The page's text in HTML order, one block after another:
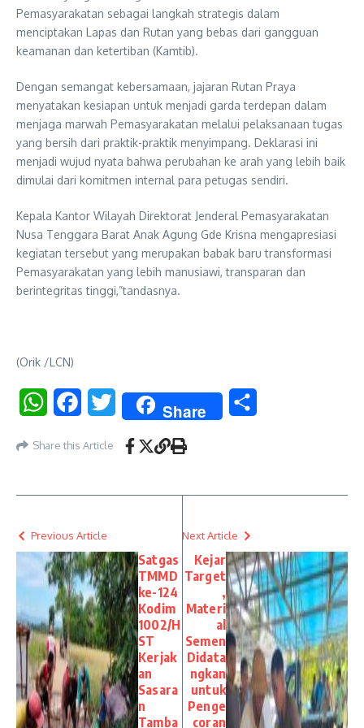
Pemasyarakatan sebagai langkah strategis dalam
menciptakan Lapas dan Rutan yang bebas dari gangguan
keamanan dan ketertiban (Kamtib).
Dengan semangat kebersamaan, jajaran Rutan Praya
menyatakan kesiapan untuk menjadi garda terdepan dalam
menjaga marwah Pemasyarakatan melalui pelaksanaan tugas
yang bersih dari praktik-praktik menyimpang. Deklarasi ini
menjadi wujud nyata bahwa perubahan ke arah yang lebih baik
dimulai dari komitmen internal para petugas sendiri.
Kepala Kantor Wilayah Direktorat Jenderal Pemasyarakatan
Nusa Tenggara Barat Anak Agung Gde Krisna mengapresiasi
kegiatan tersebut yang merupakan babak baru transformasi
Pemasyarakatan yang lebih manusiawi, transparan dan
berintegritas tinggi,”tandasnya.
(Orik /LCN)
WhatsAppFacebookTwitter Share
Share this Article
Previous Article
Satgas
TMMD
ke-124
Kodim
1002/H
ST
Kerjak
an
Sasara
n
Tamba
Next Article
Kejar
Target
,
Materi
al
Semen
Didata
ngkan
untuk
Penge
coran